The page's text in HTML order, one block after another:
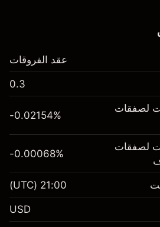
للتداول من خلال عقود
عقد الفروقات
0.3
لصفقات
$1,000.00
-0.02154%
لصفقات
-0.00068%
21:00
(UTC)
USD